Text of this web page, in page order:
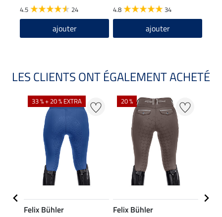
4.5 24
ajouter
4.8 34
ajouter
LES CLIENTS ONT ÉGALEMENT ACHETÉ
33 % + 20 % EXTRA
Felix Bühler
20 %
Felix Bühler